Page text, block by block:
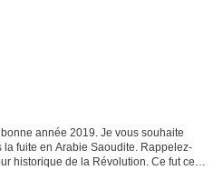
année 2019. Je vous souhaite
fuite en Arabie Saoudite. Rappelez-
historique de la Révolution. Ce fut ce